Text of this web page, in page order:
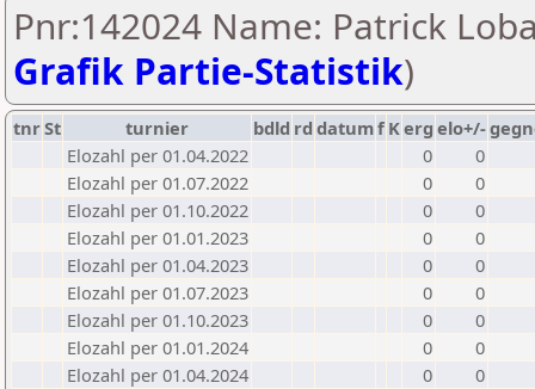
Pnr:142024 Name: Patrick
Grafik Partie-Statistik)
tnrSt turnier bdld rd datumf Kerg elo+/-
Elozahl per 01.04.2022
0
0
Elozahl per 01.07.2022
0
0
Elozahl per 01.10.2022
0
0
Elozahl per 01.01.2023
0
0
Elozahl per 01.04.2023
0
0
Elozahl per 01.07.2023
0
0
Elozahl per 01.10.2023
0
0
Elozahl per 01.01.2024
0
0
Elozahl per 01.04.2024
0
0